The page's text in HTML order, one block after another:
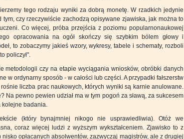
tego rodzaju wyniki za dobrą monetę. W rzadkich jedynie
czy rzeczywiście zachodzą opisywane zjawiska, jak można to
Co więcej, próba przejścia z poziomu popularnonaukowej
opracowania na ogół skończy się szybkim bólem głowy i
to zobaczymy jakieś wzory, wykresy, tabele i schematy, rozboli
policzył".
metodologii czy na etapie wyciągania wniosków, obróbki danych
w ordynarny sposób - w całości lub części. A przypadki fałszerstw
liczba prac naukowych, których wyniki są karnie anulowane.
pewno pewien udział ma w tym pogoń za sławą, za sukcesem
kolejne badania.
(który bynajmniej nikogo nie usprawiedliwia). Otóż we
coraz więcej ludzi z wyższym wykształceniem. Zjawisko to z
opłacanych absolwentów, zazwyczaj magistrów, ale z drugiej